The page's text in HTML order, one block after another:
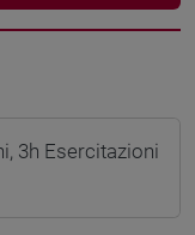
3h Esercitazioni